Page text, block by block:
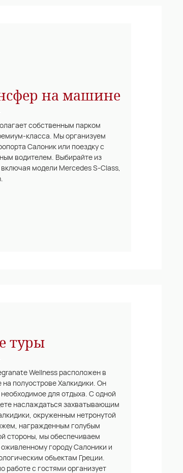
на машине
собственным парком
класса. Мы организуем
Салоник или поездку с
водителем. Выбирайте из
модели Mercedes S-Class,
туры
Wellness расположен в
полуострове Халкидики. Он
для отдыха. С одной
наслаждаться захватывающим
окруженным нетронутой
награжденным голубым
стороны, мы обеспечиваем
оживленному городу Салоники и
объектам Греции.
работе с гостями организует